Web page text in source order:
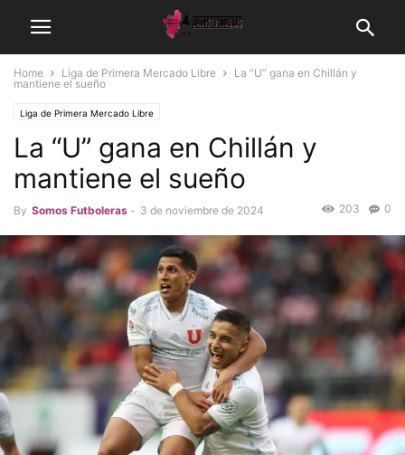
Home Liga de Primera Mercado Libre
La “U” gana en Chillán y
mantiene el sueño
Liga de Primera Mercado Libre
La “U” gana en Chillán y
mantiene el sueño
By Somos Futboleras - 3 de noviembre de 2024 0
203